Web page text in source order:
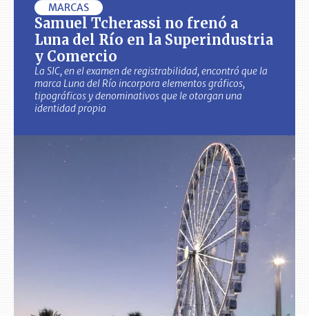
MARCAS
Samuel Tcherassi no frenó a
Luna del Río en la Superindustria
y Comercio
La SIC, en el examen de registrabilidad, encontró que la
marca Luna del Río incorpora elementos gráficos,
tipográficos y denominativos que le otorgan una
identidad propia